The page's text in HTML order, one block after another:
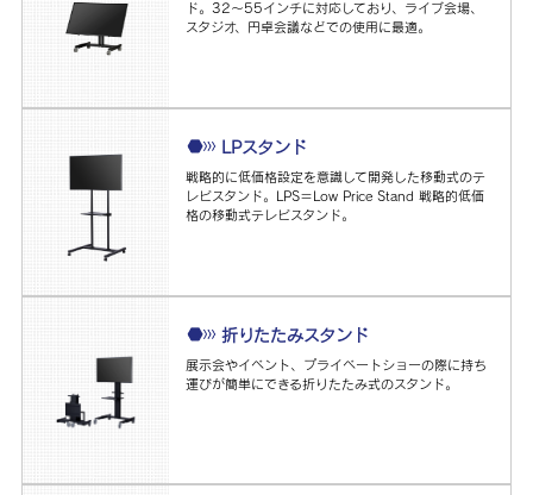
ド。32～55インチに対応しており、ライブ会場、
スタジオ、円卓会議などでの使用に最適。
LPスタンド
戦略的に低価格設定を意識して開発した移動式のテ
レビスタンド。LPS＝Low Price Stand 戦略的低価
格の移動式テレビスタンド。
折りたたみスタンド
展示会やイベント、プライベートショーの際に持ち
運びが簡単にできる折りたたみ式のスタンド。